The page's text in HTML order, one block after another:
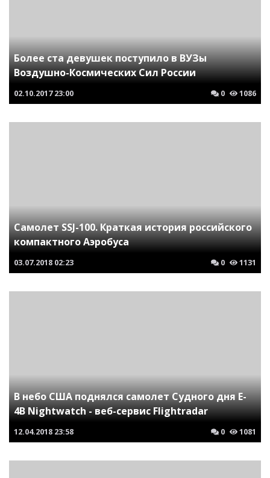
Более ста девушек поступило в ВУЗы
Воздушно-Космических Сил России
02.10.2017 23:00 0 1086
Самолет SSJ-100. Краткая история российского
компактного Аэробуса
03.07.2018 02:23 0 1131
В небо США поднялся самолет Судного дня E-
4B Nightwatch - веб-сервис Flightradar
12.04.2018 23:58 0 1081